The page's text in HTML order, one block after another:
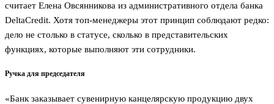
считает Елена Овсянникова из административного отдела банка
DeltaCredit. Хотя топ-менеджеры этот принцип соблюдают редко:
дело не столько в статусе, сколько в представительских
функциях, которые выполняют эти сотрудники.
Ручка для председателя
«Банк заказывает сувенирную канцелярскую продукцию двух